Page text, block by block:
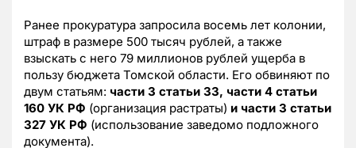
Ранее прокуратура запросила восемь лет колонии,
штраф в размере 500 тысяч рублей, а также
взыскать с него 79 миллионов рублей ущерба в
пользу бюджета Томской области. Его обвиняют по
двум статьям: части 3 статьи 33, части 4 статьи
160 УК РФ (организация растраты) и части 3 статьи
327 УК РФ (использование заведомо подложного
документа).